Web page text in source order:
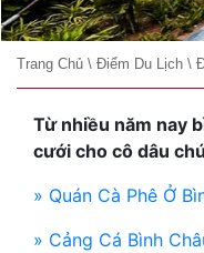
Trang Chủ \ Điểm Du Lịch \
Từ nhiều năm nay
cưới cho cô dâu
» Quán Cà Phê Ở
» Cảng Cá Bình